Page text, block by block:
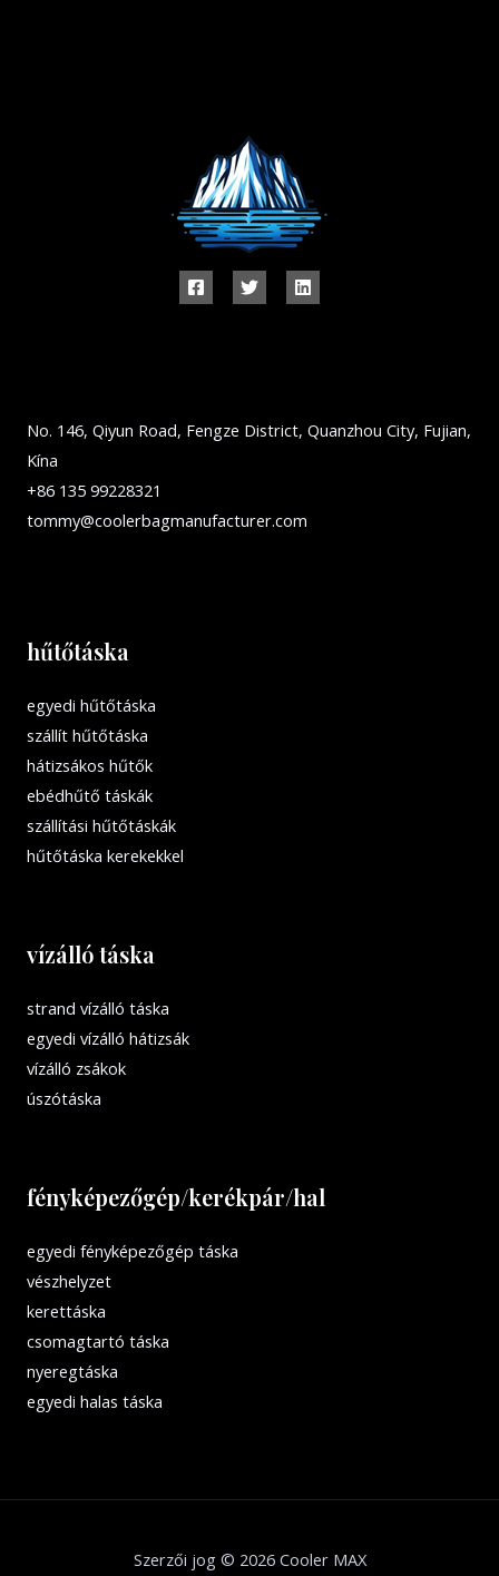
No. 146, Qiyun Road, Fengze District, Quanzhou City, Fujian,
Kína
+86 135 99228321
tommy@coolerbagmanufacturer.com
hűtőtáska
egyedi hűtőtáska
szállít hűtőtáska
hátizsákos hűtők
ebédhűtő táskák
szállítási hűtőtáskák
hűtőtáska kerekekkel
vízálló táska
strand vízálló táska
egyedi vízálló hátizsák
vízálló zsákok
úszótáska
fényképezőgép/kerékpár/hal
egyedi fényképezőgép táska
vészhelyzet
kerettáska
csomagtartó táska
nyeregtáska
egyedi halas táska
Szerzői jog © 2026 Cooler MAX